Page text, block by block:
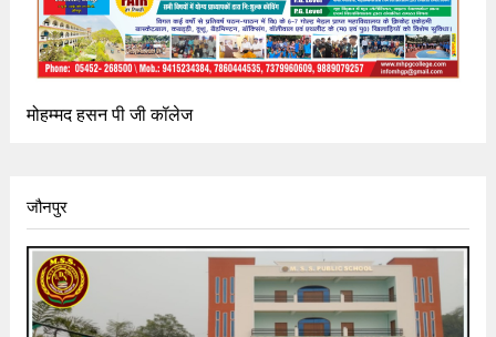
मोहम्मद हसन पी जी कॉलेज
जौनपुर